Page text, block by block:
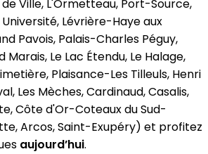
Ville, L'Ormetteau, Port-Source,
Lévrière-Haye aux
Pavois, Palais-Charles Péguy,
Le Lac Étendu, Le Halage,
Plaisance-Les Tilleuls, Henri
Les Mèches, Cardinaud, Casalis,
Côte d'Or-Coteaux du Sud-
Arcos, Saint-Exupéry) et profitez
aujourd’hui.